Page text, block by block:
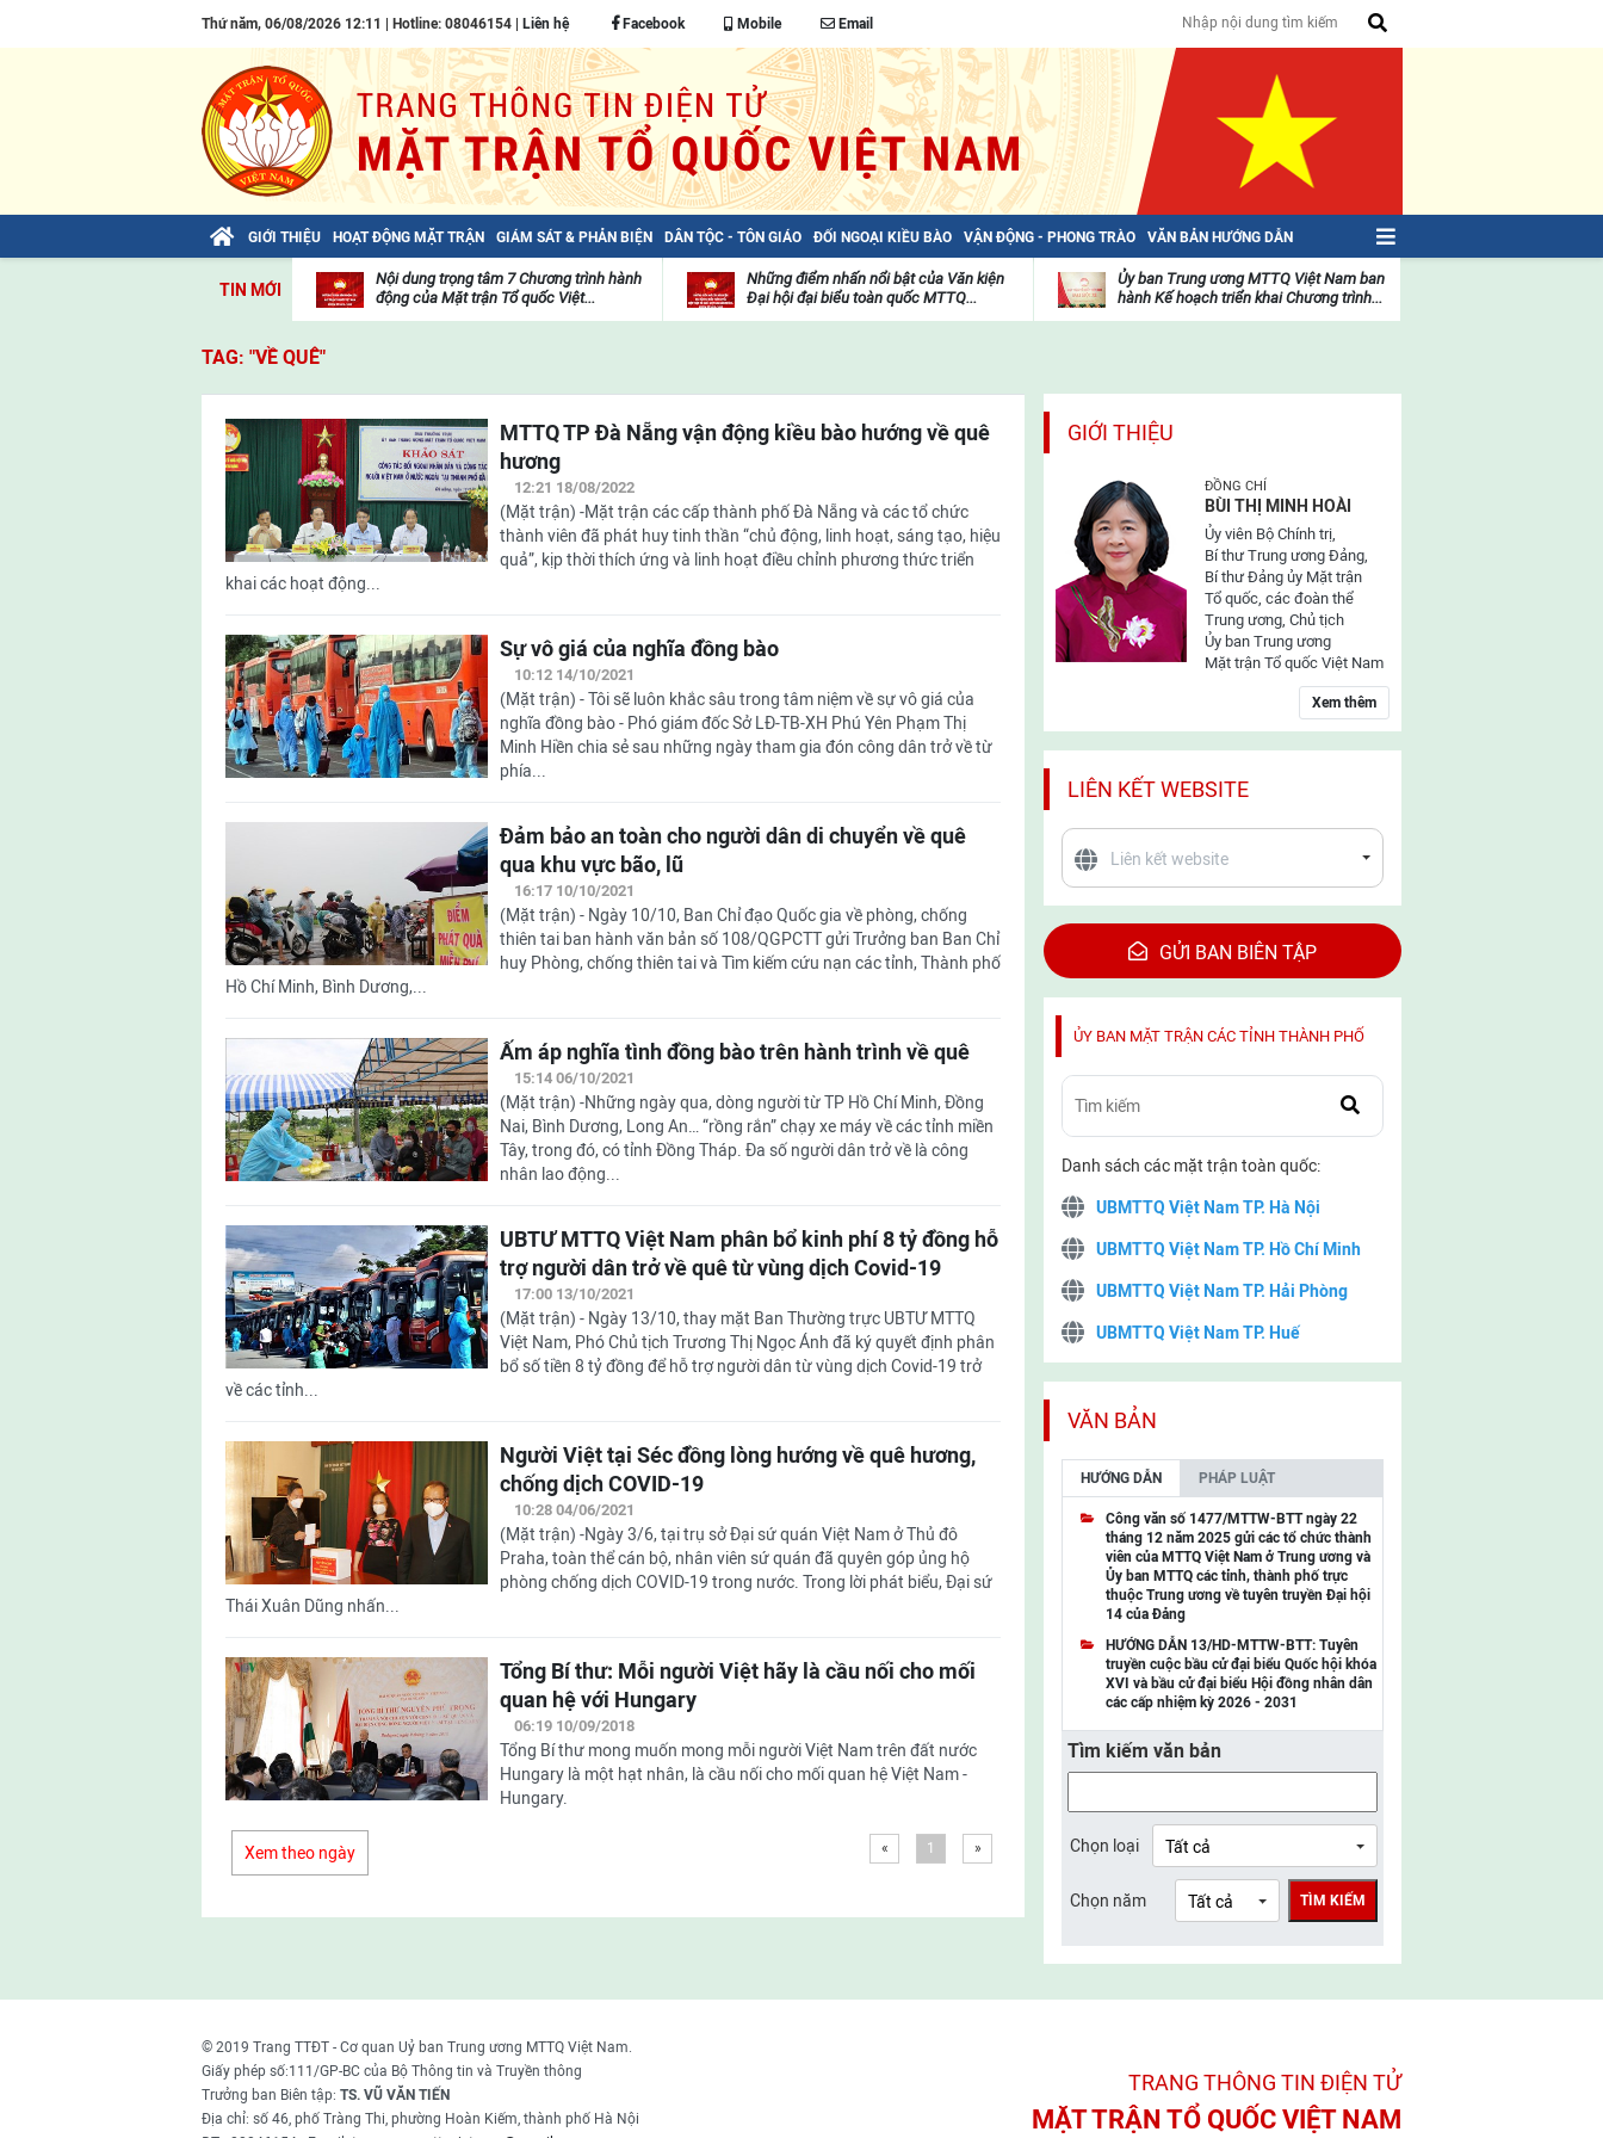
Thứ năm, 06/08/2026 12:11 | Hotline: 08046154 | Liên hệ Facebook Mobile Email
GIỚI THIỆU HOẠT ĐỘNG MẶT TRẬN GIÁM SÁT & PHẢN BIỆN DÂN TỘC - TÔN GIÁO ĐỐI NGOẠI KIỀU BÀO VẬN ĐỘNG - PHONG TRÀO VĂN BẢN HƯỚNG DẪN
TIN MỚI
Bài viết của Tổng Bí thư Tô Lâm: TIẾN
viện
Nội dung trọng tâm 7 Chương trình hành
động của Mặt trận Tổ quốc Việt...
Những điểm nhấn nổi bật của Văn kiện
Đại hội đại biểu toàn quốc MTTQ...
mặt
trận
Ủy ban Trung ương MTTQ Việt Nam ban
hành Kế hoạch triển khai Chương trình...
TAG: "VỀ QUÊ"
MTTQ TP Đà Nẵng vận động kiều bào hướng về quê
hương
12:21 18/08/2022
(Mặt trận) -Mặt trận các cấp thành phố Đà Nẵng và các tổ chức
thành viên đã phát huy tinh thần “chủ động, linh hoạt, sáng tạo, hiệu
quả”, kịp thời thích ứng và linh hoạt điều chỉnh phương thức triển
khai các hoạt động...
Sự vô giá của nghĩa đồng bào
10:12 14/10/2021
(Mặt trận) - Tôi sẽ luôn khắc sâu trong tâm niệm về sự vô giá của
nghĩa đồng bào - Phó giám đốc Sở LĐ-TB-XH Phú Yên Phạm Thị
Minh Hiền chia sẻ sau những ngày tham gia đón công dân trở về từ
phía...
Đảm bảo an toàn cho người dân di chuyển về quê
qua khu vực bão, lũ
16:17 10/10/2021
(Mặt trận) - Ngày 10/10, Ban Chỉ đạo Quốc gia về phòng, chống
thiên tai ban hành văn bản số 108/QGPCTT gửi Trưởng ban Ban Chỉ
huy Phòng, chống thiên tai và Tìm kiếm cứu nạn các tỉnh, Thành phố
Hồ Chí Minh, Bình Dương,...
Ấm áp nghĩa tình đồng bào trên hành trình về quê
15:14 06/10/2021
(Mặt trận) -Những ngày qua, dòng người từ TP Hồ Chí Minh, Đồng
Nai, Bình Dương, Long An… “rồng rắn” chạy xe máy về các tỉnh miền
Tây, trong đó, có tỉnh Đồng Tháp. Đa số người dân trở về là công
nhân lao động...
UBTƯ MTTQ Việt Nam phân bổ kinh phí 8 tỷ đồng hỗ
trợ người dân trở về quê từ vùng dịch Covid-19
17:00 13/10/2021
(Mặt trận) - Ngày 13/10, thay mặt Ban Thường trực UBTƯ MTTQ
Việt Nam, Phó Chủ tịch Trương Thị Ngọc Ánh đã ký quyết định phân
bổ số tiền 8 tỷ đồng để hỗ trợ người dân từ vùng dịch Covid-19 trở
về các tỉnh...
Người Việt tại Séc đồng lòng hướng về quê hương,
chống dịch COVID-19
10:28 04/06/2021
(Mặt trận) -Ngày 3/6, tại trụ sở Đại sứ quán Việt Nam ở Thủ đô
Praha, toàn thể cán bộ, nhân viên sứ quán đã quyên góp ủng hộ
phòng chống dịch COVID-19 trong nước. Trong lời phát biểu, Đại sứ
Thái Xuân Dũng nhấn...
Tổng Bí thư: Mỗi người Việt hãy là cầu nối cho mối
quan hệ với Hungary
06:19 10/09/2018
Tổng Bí thư mong muốn mong mỗi người Việt Nam trên đất nước
Hungary là một hạt nhân, là cầu nối cho mối quan hệ Việt Nam -
Hungary.
Xem theo ngày « 1 »
GIỚI THIỆU
ĐỒNG CHÍ
BÙI THỊ MINH HOÀI
Ủy viên Bộ Chính trị,
Bí thư Trung ương Đảng,
Bí thư Đảng ủy Mặt trận
Tổ quốc, các đoàn thể
Trung ương, Chủ tịch
Ủy ban Trung ương
Mặt trận Tổ quốc Việt Nam
Xem thêm
LIÊN KẾT WEBSITE
GỬI BAN BIÊN TẬP
ỦY BAN MẶT TRẬN CÁC TỈNH THÀNH PHỐ
Danh sách các mặt trận toàn quốc:
UBMTTQ Việt Nam TP. Hà Nội
UBMTTQ Việt Nam TP. Hồ Chí Minh
UBMTTQ Việt Nam TP. Hải Phòng
UBMTTQ Việt Nam TP. Huế
UBMTTQ Việt Nam TP. Cần Thơ
UBMTTQ Việt Nam tỉnh Quảng Ninh
UBMTTQ Việt Nam tỉnh Cao Bằng
UBMTTQ Việt Nam tỉnh Lạng Sơn
UBMTTQ Việt Nam tỉnh Lai Châu
UBMTTQ Việt Nam tỉnh Điện Biên
UBMTTQ Việt Nam tỉnh Sơn La
UBMTTQ Việt Nam tỉnh Thanh Hóa
UBMTTQ Việt Nam tỉnh Nghệ An
UBMTTQ Việt Nam tỉnh Lào Cai
UBMTTQ Việt Nam tỉnh Thái Nguyên
UBMTTQ Việt Nam tỉnh Bắc Ninh
UBMTTQ Việt Nam tỉnh Ninh Bình
UBMTTQ Việt Nam tỉnh Quảng Trị
VĂN BẢN
HƯỚNG DẪN PHÁP LUẬT
Công văn số 1477/MTTW-BTT ngày 22
tháng 12 năm 2025 gửi các tổ chức thành
viên của MTTQ Việt Nam ở Trung ương và
Ủy ban MTTQ các tỉnh, thành phố trực
thuộc Trung ương về tuyên truyền Đại hội
14 của Đảng
HƯỚNG DẪN 13/HD-MTTW-BTT: Tuyên
truyền cuộc bầu cử đại biểu Quốc hội khóa
XVI và bầu cử đại biểu Hội đồng nhân dân
các cấp nhiệm kỳ 2026 - 2031
Tìm kiếm văn bản
Chọn loại
Chọn năm TÌM KIẾM
© 2019 Trang TTĐT - Cơ quan Uỷ ban Trung ương MTTQ Việt Nam.
Giấy phép số:111/GP-BC của Bộ Thông tin và Truyền thông
Trưởng ban Biên tập: TS. VŨ VĂN TIẾN
Địa chỉ: số 46, phố Tràng Thi, phường Hoàn Kiếm, thành phố Hà Nội
TRANG THÔNG TIN ĐIỆN TỬ­
MẶT TRẬN TỔ QUỐC VIỆT NAM